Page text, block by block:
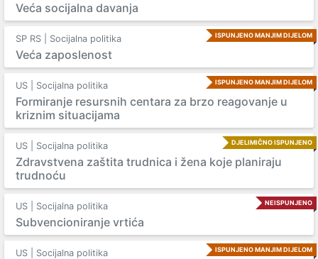
Veća socijalna davanja
ISPUNJENO MANJIM DIJELOM
SP RS | Socijalna politika
Veća zaposlenost
ISPUNJENO MANJIM DIJELOM
US | Socijalna politika
Formiranje resursnih centara za brzo reagovanje u
kriznim situacijama
DJELIMIČNO ISPUNJENO
US | Socijalna politika
Zdravstvena zaštita trudnica i žena koje planiraju
trudnoću
NEISPUNJENO
US | Socijalna politika
Subvencioniranje vrtića
ISPUNJENO MANJIM DIJELOM
US | Socijalna politika